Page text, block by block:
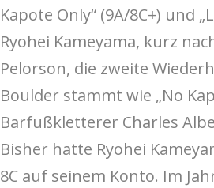
Kapote Only“ (9A/8C+) und
Ryohei Kameyama, kurz
Pelorson, die zweite
Boulder stammt wie „No
Barfußkletterer Charles
Bisher hatte Ryohei
8C auf seinem Konto. Im